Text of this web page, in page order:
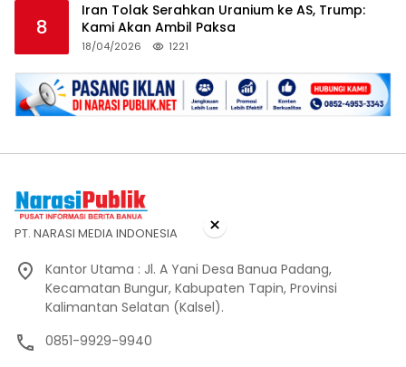
8
Iran Tolak Serahkan Uranium ke AS, Trump:
Kami Akan Ambil Paksa
18/04/2026 1221
PT. NARASI MEDIA INDONESIA
Kantor Utama : Jl. A Yani Desa Banua Padang,
Kecamatan Bungur, Kabupaten Tapin, Provinsi
Kalimantan Selatan (Kalsel).
0851-9929-9940
×